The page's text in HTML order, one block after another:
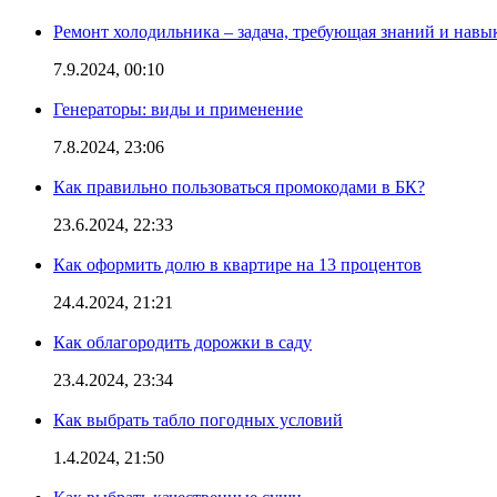
Ремонт холодильника – задача, требующая знаний и
7.9.2024, 00:10
Генераторы: виды и применение
7.8.2024, 23:06
Как правильно пользоваться промокодами в БК?
23.6.2024, 22:33
Как оформить долю в квартире на 13 процентов
24.4.2024, 21:21
Как облагородить дорожки в саду
23.4.2024, 23:34
Как выбрать табло погодных условий
1.4.2024, 21:50